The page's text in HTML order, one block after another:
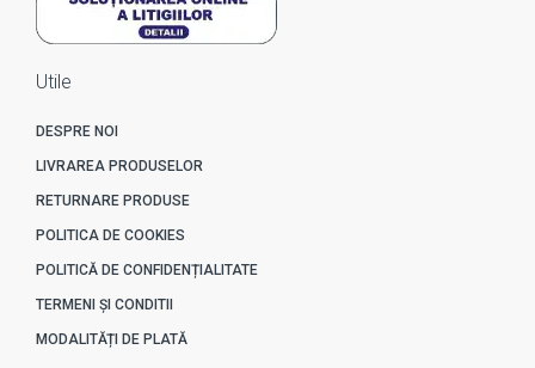
Utile
DESPRE NOI
LIVRAREA PRODUSELOR
RETURNARE PRODUSE
POLITICA DE COOKIES
POLITICĂ DE CONFIDENȚIALITATE
TERMENI ȘI CONDITII
MODALITĂȚI DE PLATĂ